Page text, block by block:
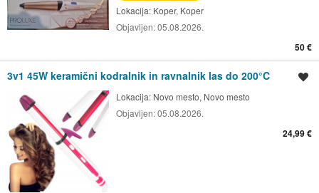
Lokacija: Koper, Koper
Objavljen:05.08.2026.
50 €
3v1 45W keramični kodralnik in ravnalnik las do 200°C
Lokacija: Novo mesto, Novo mesto
Objavljen:05.08.2026.
24,99 €